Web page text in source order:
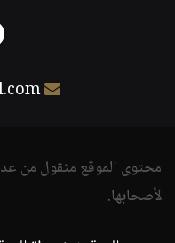
محتوى الموقع منقول من
لأصحابها.